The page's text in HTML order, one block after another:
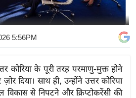
5:56PM
कोरिया के पूरी तरह परमाणु-मुक्त होने
दिया। साथ ही, उन्होंने उत्तर कोरिया
से निपटने और क्रिप्टोकरेंसी की